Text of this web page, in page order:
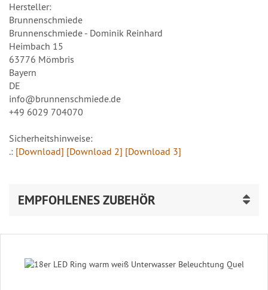
Hersteller:
Brunnenschmiede
Brunnenschmiede - Dominik Reinhard
Heimbach 15
63776 Mömbris
Bayern
DE
info@brunnenschmiede.de
+49 6029 704070
Sicherheitshinweise:
.: [Download] [Download 2] [Download 3]
EMPFOHLENES ZUBEHÖR